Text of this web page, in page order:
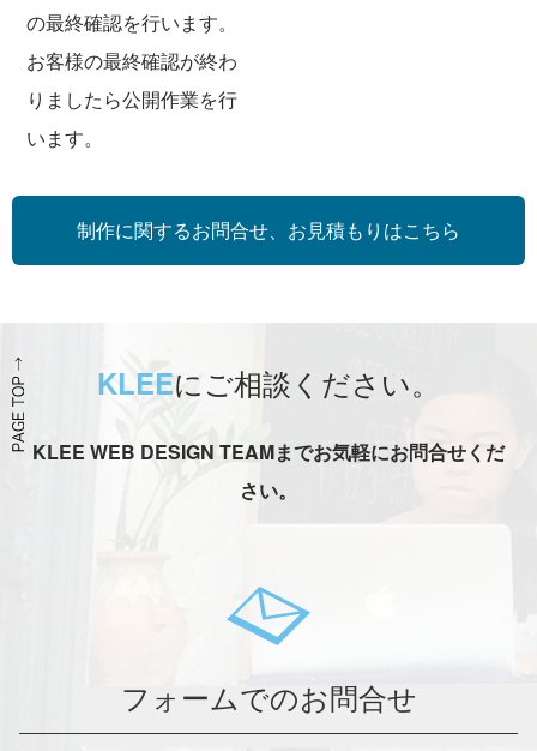
の最終確認を行います。
お客様の最終確認が終わ
りましたら公開作業を行
います。
制作に関するお問合せ、お見積もりはこちら
KLEEにご相談ください。
KLEE WEB DESIGN TEAMまでお気軽にお問合せくだ
さい。
フォームでのお問合せ